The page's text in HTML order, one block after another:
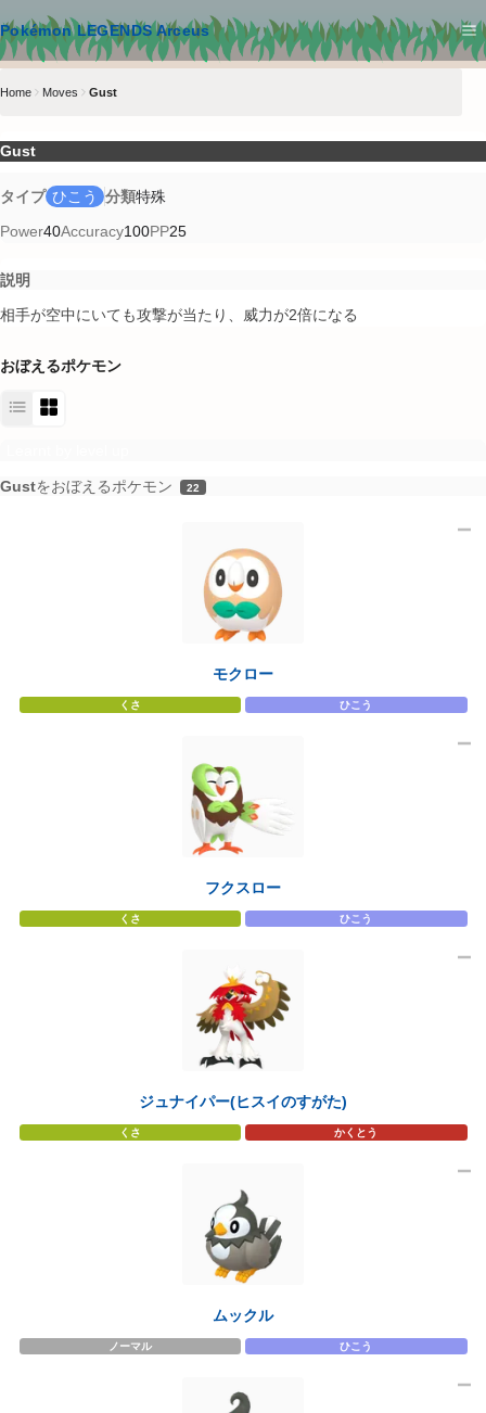
Pokémon LEGENDS Arceus
メインコンテンツへスキップ
Home Moves Gust
Gust
タイプ ひこう 分類特殊
Power40Accuracy100PP25
説明
相手が空中にいても攻撃が当たり、威力が2倍になる
おぼえるポケモン
Gustをおぼえるポケモン 22
モクロー
くさ ひこう
フクスロー
くさ ひこう
ジュナイパー(ヒスイのすがた)
くさ かくとう
ムックル
ノーマル ひこう